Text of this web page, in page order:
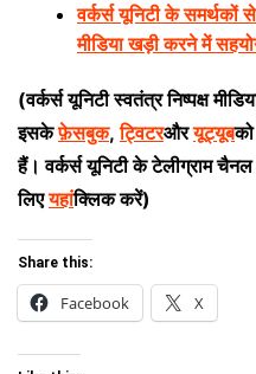
वर्कर्स यूनिटी के
मीडिया खड़ी करने में
(वर्कर्स यूनिटी स्वतंत्र निष्पक्ष
इसकेफ़ेसबुक,ट्विटरऔरयूट्यूब
हैं। वर्कर्स यूनिटी के टेलीग्राम
लिएयहांक्लिक करें)
Share this:
Facebook X